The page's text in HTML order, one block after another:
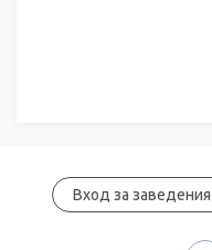
Вход за заведения